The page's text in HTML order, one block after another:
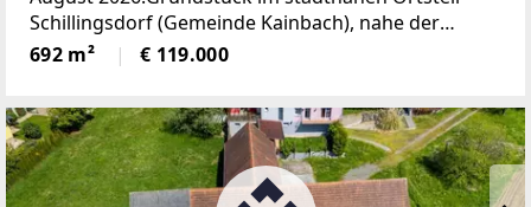
Schillingsdorf (Gemeinde Kainbach), nahe der
Grazer Stadtgrenze, mit toller Verkehrsanbindung
nach Graz und Gleisdorf!Überzeugen Sie sich und
692 m² € 119.000